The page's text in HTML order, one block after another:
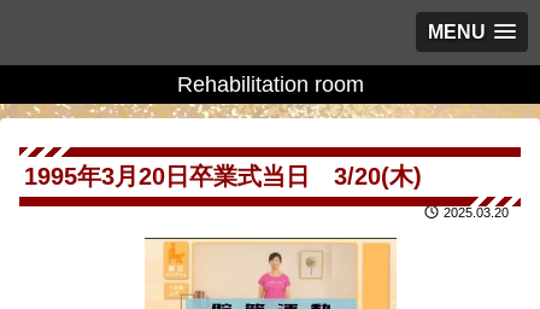
MENU
Rehabilitation room
1995年3月20日卒業式当日 3/20(木)
2025.03.20